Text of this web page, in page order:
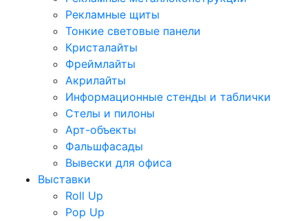
Рекламные щиты
Тонкие световые панели
Кристалайты
Фреймлайты
Акрилайты
Информационные стенды и таблички
Стелы и пилоны
Арт-объекты
Фальшфасады
Вывески для офиса
Выставки
Roll Up
Pop Up